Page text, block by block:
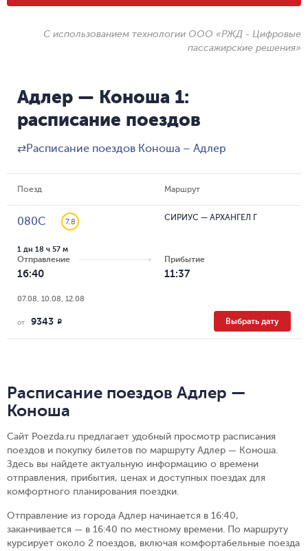
С использованием технологии ООО «РЖД - Цифровые
пассажирские решения»
Адлер — Коноша 1:
расписание поездов
⇄Расписание поездов Коноша – Адлер
Поезд Маршрут
080С 7.8 СИРИУС — АРХАНГЕЛ Г
Отправление
16:40
1 дн 18 ч 57 м
Прибытие
11:37
07.08, 10.08, 12.08
от 9343 R Выбрать дату
Расписание поездов Адлер —
Коноша
Сайт Poezda.ru предлагает удобный просмотр расписания
поездов и покупку билетов по маршруту Адлер — Коноша.
Здесь вы найдете актуальную информацию о времени
отправления, прибытия, ценах и доступных поездах для
комфортного планирования поездки.
Отправление из города Адлер начинается в 16:40,
заканчивается — в 16:40 по местному времени. По маршруту
курсирует около 2 поездов, включая комфортабельные поезда